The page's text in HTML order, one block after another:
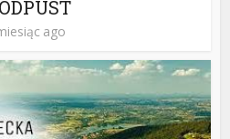
ago